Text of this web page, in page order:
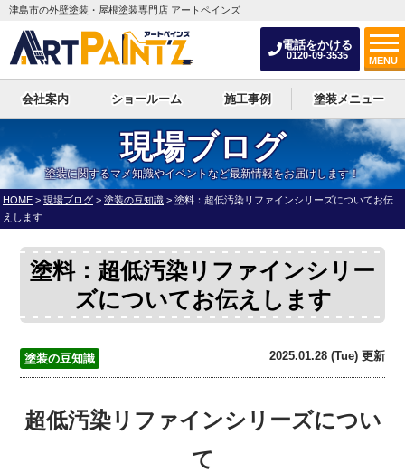
電話をかける
0120-09-3535
MENU
津島市の外壁塗装・屋根塗装専門店 アートペインズ
会社案内 ショールーム 施工事例 塗装メニュー
現場ブログ
塗装に関するマメ知識やイベントなど最新情報をお届けします！
HOME > 現場ブログ > 塗装の豆知識 > 塗料：超低汚染リファインシリーズについてお伝
えします
塗料：超低汚染リファインシリー
ズについてお伝えします
塗装の豆知識 2025.01.28 (Tue) 更新
超低汚染リファインシリーズについ
て